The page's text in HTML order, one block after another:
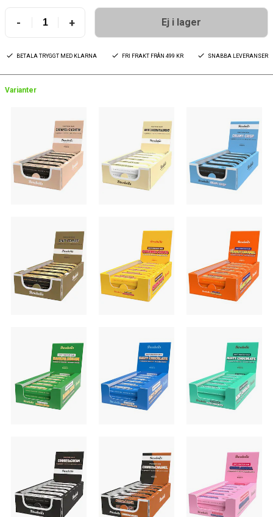
- + Ej i lager
BETALA TRYGGT MED KLARNA FRI FRAKT FRÅN 499 KR SNABBA LEVERANSER
Varianter